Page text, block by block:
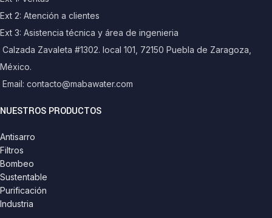
Ext 2: Atención a clientes
Ext 3: Asistencia técnica y área de ingenieria
Calzada Zavaleta #1302. local 101, 72150 Puebla de Zaragoza,
México.
Email: contacto@mabawater.com
NUESTROS PRODUCTOS
Antisarro
Filtros
Bombeo
Sustentable
Purificación
Industria